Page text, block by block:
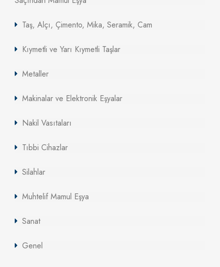
Taş, Alçı, Çimento, Mika, Seramik, Cam
Kıymetli ve Yarı Kıymetli Taşlar
Metaller
Makinalar ve Elektronik Eşyalar
Nakil Vasıtaları
Tıbbi Cihazlar
Silahlar
Muhtelif Mamul Eşya
Sanat
Genel